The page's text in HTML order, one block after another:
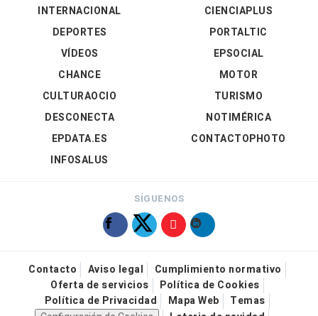
INTERNACIONAL
DEPORTES
VÍDEOS
CIENCIAPLUS
PORTALTIC
EPSOCIAL
CHANCE
CULTURAOCIO
DESCONECTA
EPDATA.ES
INFOSALUS
MOTOR
TURISMO
NOTIMÉRICA
CONTACTOPHOTO
SÍGUENOS
Contacto Aviso legal
Cumplimiento normativo
Oferta de servicios
Política de Cookies
Política de Privacidad
Mapa Web
Temas